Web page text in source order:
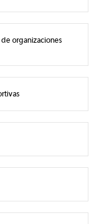
organizaciones